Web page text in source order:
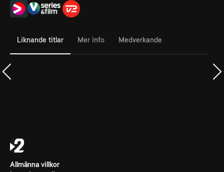
Liknande titlar Mer info Medverkande
Allmänna villkor